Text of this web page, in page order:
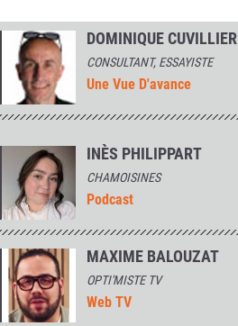
DOMINIQUE CUVILLIER
CONSULTANT, ESSAYISTE
Une Vue D'avance
INÈS PHILIPPART
CHAMOISINES
Podcast
MAXIME BALOUZAT
OPTI'MISTE TV
Web TV